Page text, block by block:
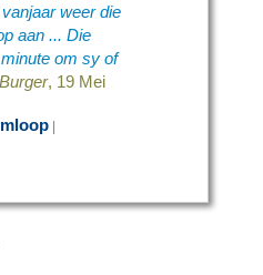
weer die
aan ... Die
om sy of
, 19 Mei
|